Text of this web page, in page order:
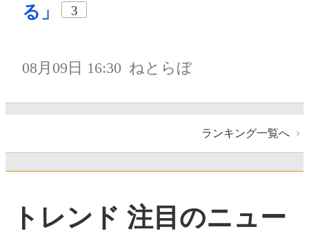
る」
3
08月09日 16:30 ねとらぼ
ランキング一覧へ
トレンド 注目のニュー